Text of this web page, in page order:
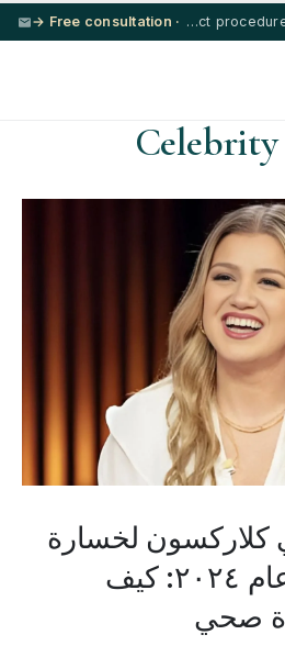
5★ hotel + VIP transfer on select procedures
· Free consultation →
Celebrity
كلاركسون لخسارة
الوزن في عام ٢٠٢٤: كيف
صحي